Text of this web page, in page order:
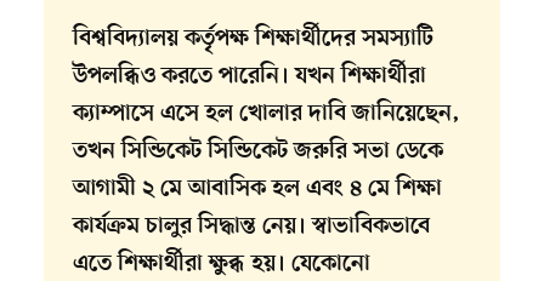
বিশ্ববিদ্যালয় কর্তৃপক্ষ শিক্ষার্থীদের সমস্যাটি
উপলব্ধিও করতে পারেনি। যখন শিক্ষার্থীরা
ক্যাম্পাসে এসে হল খোলার দাবি জানিয়েছেন,
তখন সিন্ডিকেট সিন্ডিকেট জরুরি সভা ডেকে
আগামী ২ মে আবাসিক হল এবং ৪ মে শিক্ষা
কার্যক্রম চালুর সিদ্ধান্ত নেয়। স্বাভাবিকভাবে
এতে শিক্ষার্থীরা ক্ষুব্ধ হয়। যেকোনো